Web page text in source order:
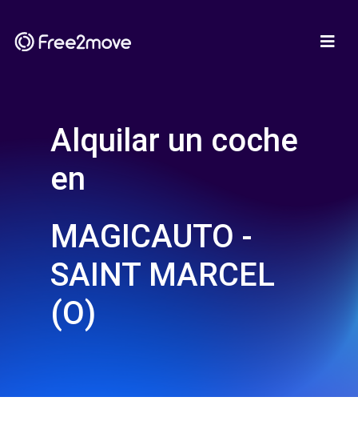
Alquilar un coche
en
MAGICAUTO -
SAINT MARCEL
(O)